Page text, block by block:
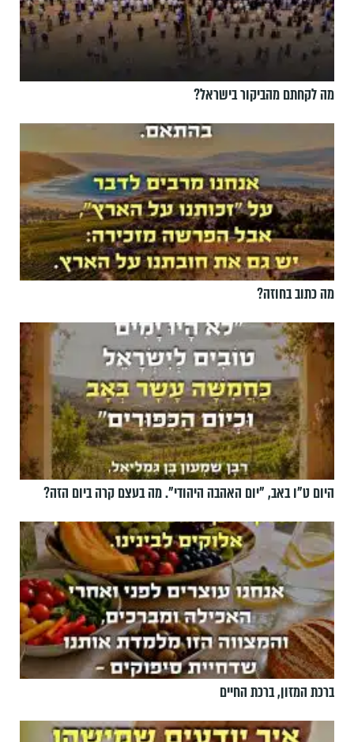
מה לקחתם מהביקור בישראל?
מה כתוב בחוזה?
היום ט"ו באב, ”יום האהבה היהודי". מה בעצם קרה ביום הזה?
ברכת המזון, ברכת החיים